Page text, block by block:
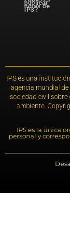
publicar
notas de
IPS?
IPS es una
agencia mundial
sociedad civil
ambiente.
IPS es la única
personal y